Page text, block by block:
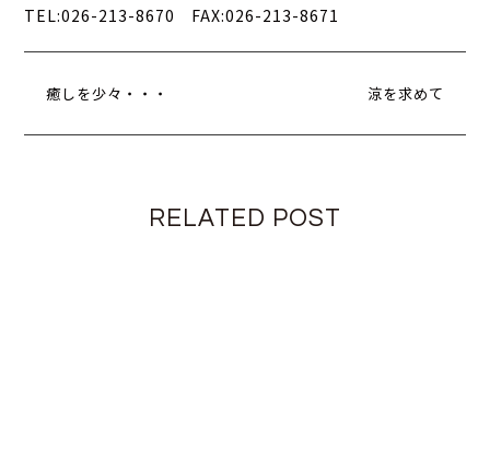
TEL:026-213-8670 FAX:026-213-8671
癒しを少々・・・ 涼を求めて
RELATED POST